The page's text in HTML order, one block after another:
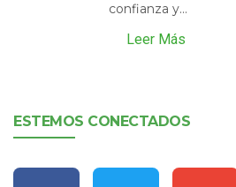
confianza y...
Leer Más
ESTEMOS CONECTADOS